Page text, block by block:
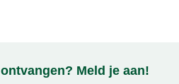
Meld je aan!